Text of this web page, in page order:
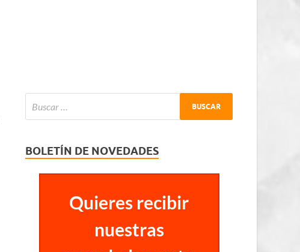
BOLETÍN DE NOVEDADES
Quieres recibir
nuestras